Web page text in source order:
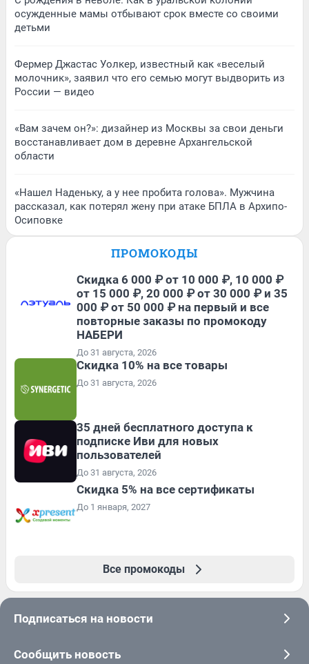
осужденные мамы отбывают срок вместе со своими
детьми
Фермер Джастас Уолкер, известный как «веселый
молочник», заявил что его семью могут выдворить из
России — видео
«Вам зачем он?»: дизайнер из Москвы за свои деньги
восстанавливает дом в деревне Архангельской
области
«Нашел Наденьку, а у нее пробита голова». Мужчина
рассказал, как потерял жену при атаке БПЛА в Архипо-
Осиповке
ПРОМОКОДЫ
Скидка 6 000 ₽ от 10 000 ₽, 10 000 ₽
от 15 000 ₽, 20 000 ₽ от 30 000 ₽ и 35
000 ₽ от 50 000 ₽ на первый и все
повторные заказы по промокоду
НАБЕРИ
До 31 августа, 2026
Скидка 10% на все товары
До 31 августа, 2026
35 дней бесплатного доступа к
подписке Иви для новых
пользователей
До 31 августа, 2026
Скидка 5% на все сертификаты
До 1 января, 2027
Все промокоды
Подписаться на новости
Сообщить новость